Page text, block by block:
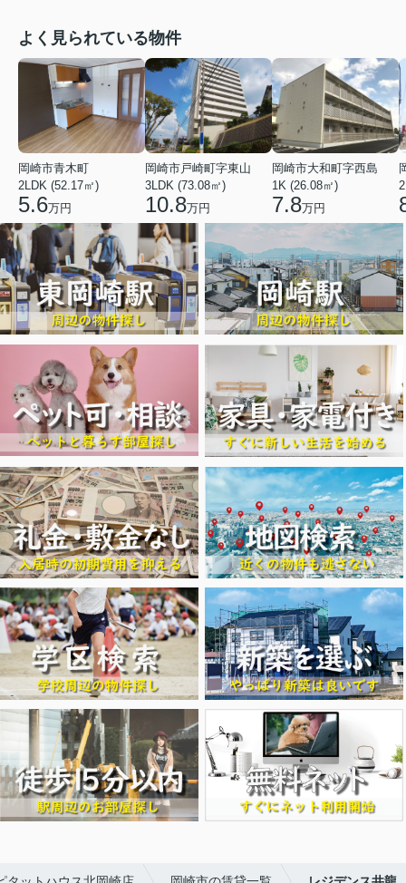
よく見られている物件
岡崎市青木町
2LDK (52.17㎡)
5.6万円
岡崎市戸崎町字東山
3LDK (73.08㎡)
10.8万円
岡崎市大和町字西島
1K (26.08㎡)
7.8万円